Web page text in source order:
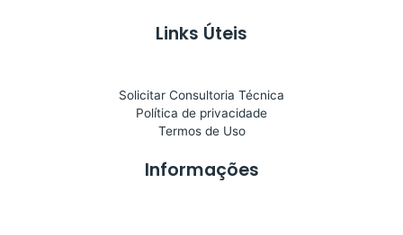
Links Úteis
Solicitar Consultoria Técnica
Política de privacidade
Termos de Uso
Informações